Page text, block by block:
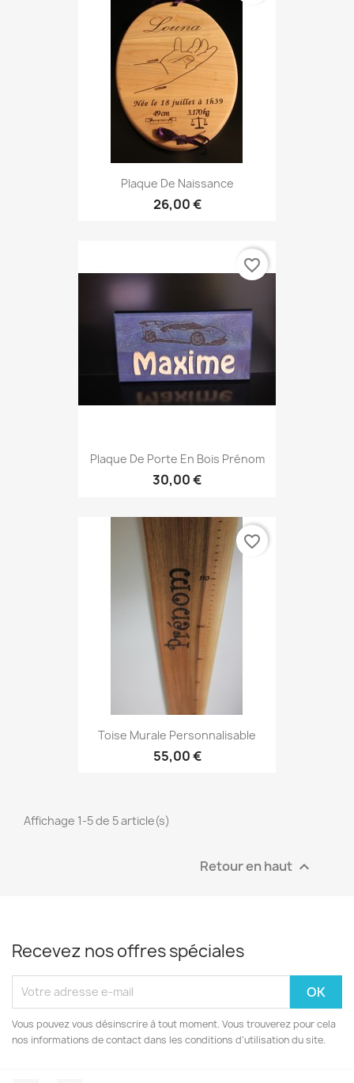
Plaque De Naissance
26,00 €
Plaque De Porte En Bois Prénom
30,00 €
favorite_border
Toise Murale Personnalisable
55,00 €
favorite_border
Affichage 1-5 de 5 article(s)
Retour en haut 
Recevez nos offres spéciales
Vous pouvez vous désinscrire à tout moment. Vous trouverez pour cela
nos informations de contact dans les conditions d'utilisation du site.